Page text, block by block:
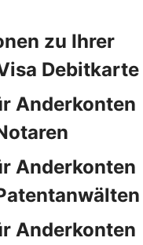
zu Ihrer
Debitkarte
Anderkonten
Anderkonten
Anderkonten